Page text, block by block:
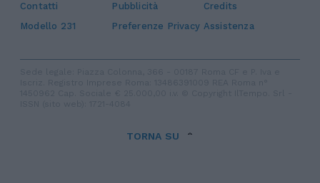
Contatti Pubblicità
Credits
Modello 231
Preferenze Privacy Assistenza
TORNA SU